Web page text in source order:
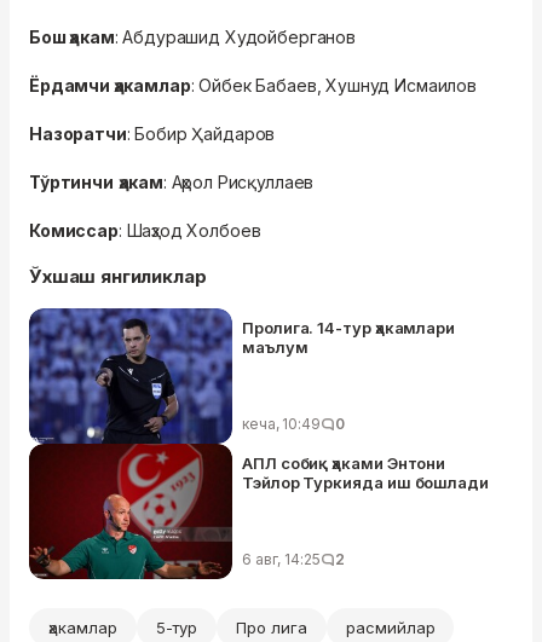
Бош ҳакам: Абдурашид Худойберганов
Ёрдамчи ҳакамлар: Ойбек Бабаев, Хушнуд Исмаилов
Назоратчи: Бобир Ҳайдаров
Тўртинчи ҳакам: Аҳрол Рисқуллаев
Комиссар: Шаҳзод Холбоев
Ўхшаш янгиликлар
Пролига. 14-тур ҳакамлари
маълум
кеча, 10:49 0
АПЛ собиқ ҳаками Энтони
Тэйлор Туркияда иш бошлади
6 авг, 14:25 2
ҳакамлар 5-тур Про лига расмийлар